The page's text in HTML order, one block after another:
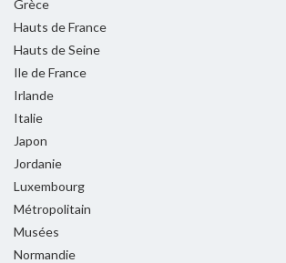
Grèce
Hauts de France
Hauts de Seine
Ile de France
Irlande
Italie
Japon
Jordanie
Luxembourg
Métropolitain
Musées
Normandie